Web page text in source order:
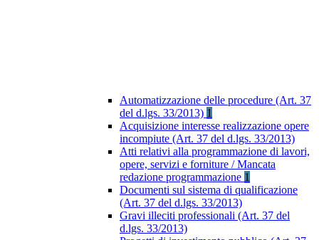
Automatizzazione delle procedure (Art. 37
del d.lgs. 33/2013) 1
Acquisizione interesse realizzazione opere
incompiute (Art. 37 del d.lgs. 33/2013)
Atti relativi alla programmazione di lavori,
opere, servizi e forniture / Mancata
redazione programmazione 1
Documenti sul sistema di qualificazione
(Art. 37 del d.lgs. 33/2013)
Gravi illeciti professionali (Art. 37 del
d.lgs. 33/2013)